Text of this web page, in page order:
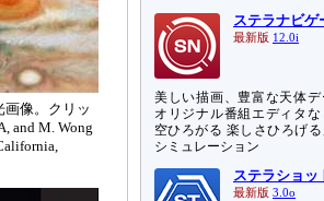
像。クリッ
and M. Wong
ステラナビゲ
最新版 12.0i
美しい描画、豊富な天体デ
オリジナル番組エディタな
空ひろがる 楽しさひろげる
シミュレーション
ステラショッ
最新版 3.0o